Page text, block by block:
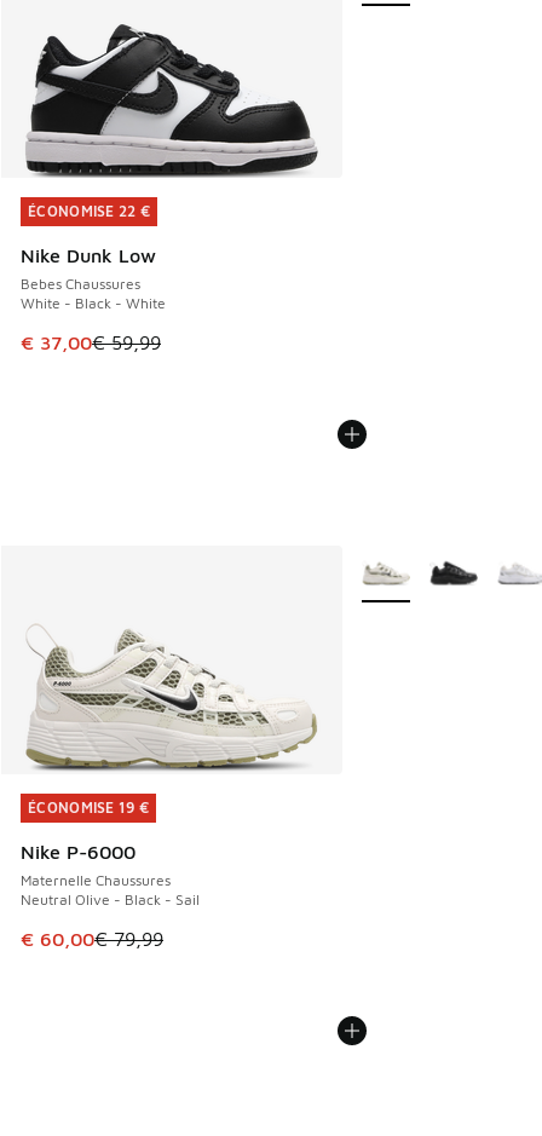
ÉCONOMISE 22 €
Nike Dunk Low
Bebes Chaussures
White - Black - White
Cet article est en promotion. Prix en baisse de € 59,99 à
€ 37,00€ 59,99
ÉCONOMISE 22 €
ÉCONOMISE 19 €
Nike P-6000
Maternelle Chaussures
Neutral Olive - Black - Sail
Cet article est en promotion. Prix en baisse de € 79,99 à
€ 60,00€ 79,99
ÉCONOMISE 19 €
Plus de couleurs